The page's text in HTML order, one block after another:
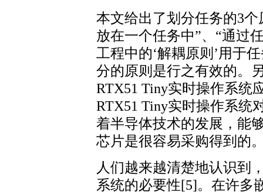
本文给出了划分任务的3
放在一个任务中”、“通过
工程中的‘解耦原则’用于
分的原则是行之有效的。
RTX51 Tiny实时操作系统
RTX51 Tiny实时操作系统
着半导体技术的发展，能
芯片是很容易采购得到的
人们越来越清楚地认识到
系统的必要性[5]。在许多